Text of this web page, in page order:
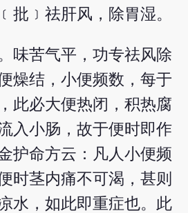
批﹞祛肝风，除胃湿。
味苦气平，功专祛风除
燥结，小便频数，每于
此必大便热闭，积热腐
入小肠，故于便时即作
护命方云：凡人小便频
时茎内痛不可渴，甚则
水，如此即重症也。此